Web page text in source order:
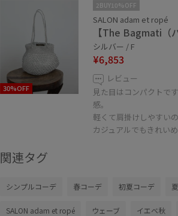
30%OFF
2BUY10%OFF
SALON adam et ropé
【The Bagmati（
シルバー / F
¥6,853
レビュー
見た目はコンパクトで
感。
軽くて肩掛けしやすい
カジュアルでもきれい
関連タグ
シンプルコーデ 春コーデ 初夏コーデ
SALON adam et ropé ウェーブ イエベ秋